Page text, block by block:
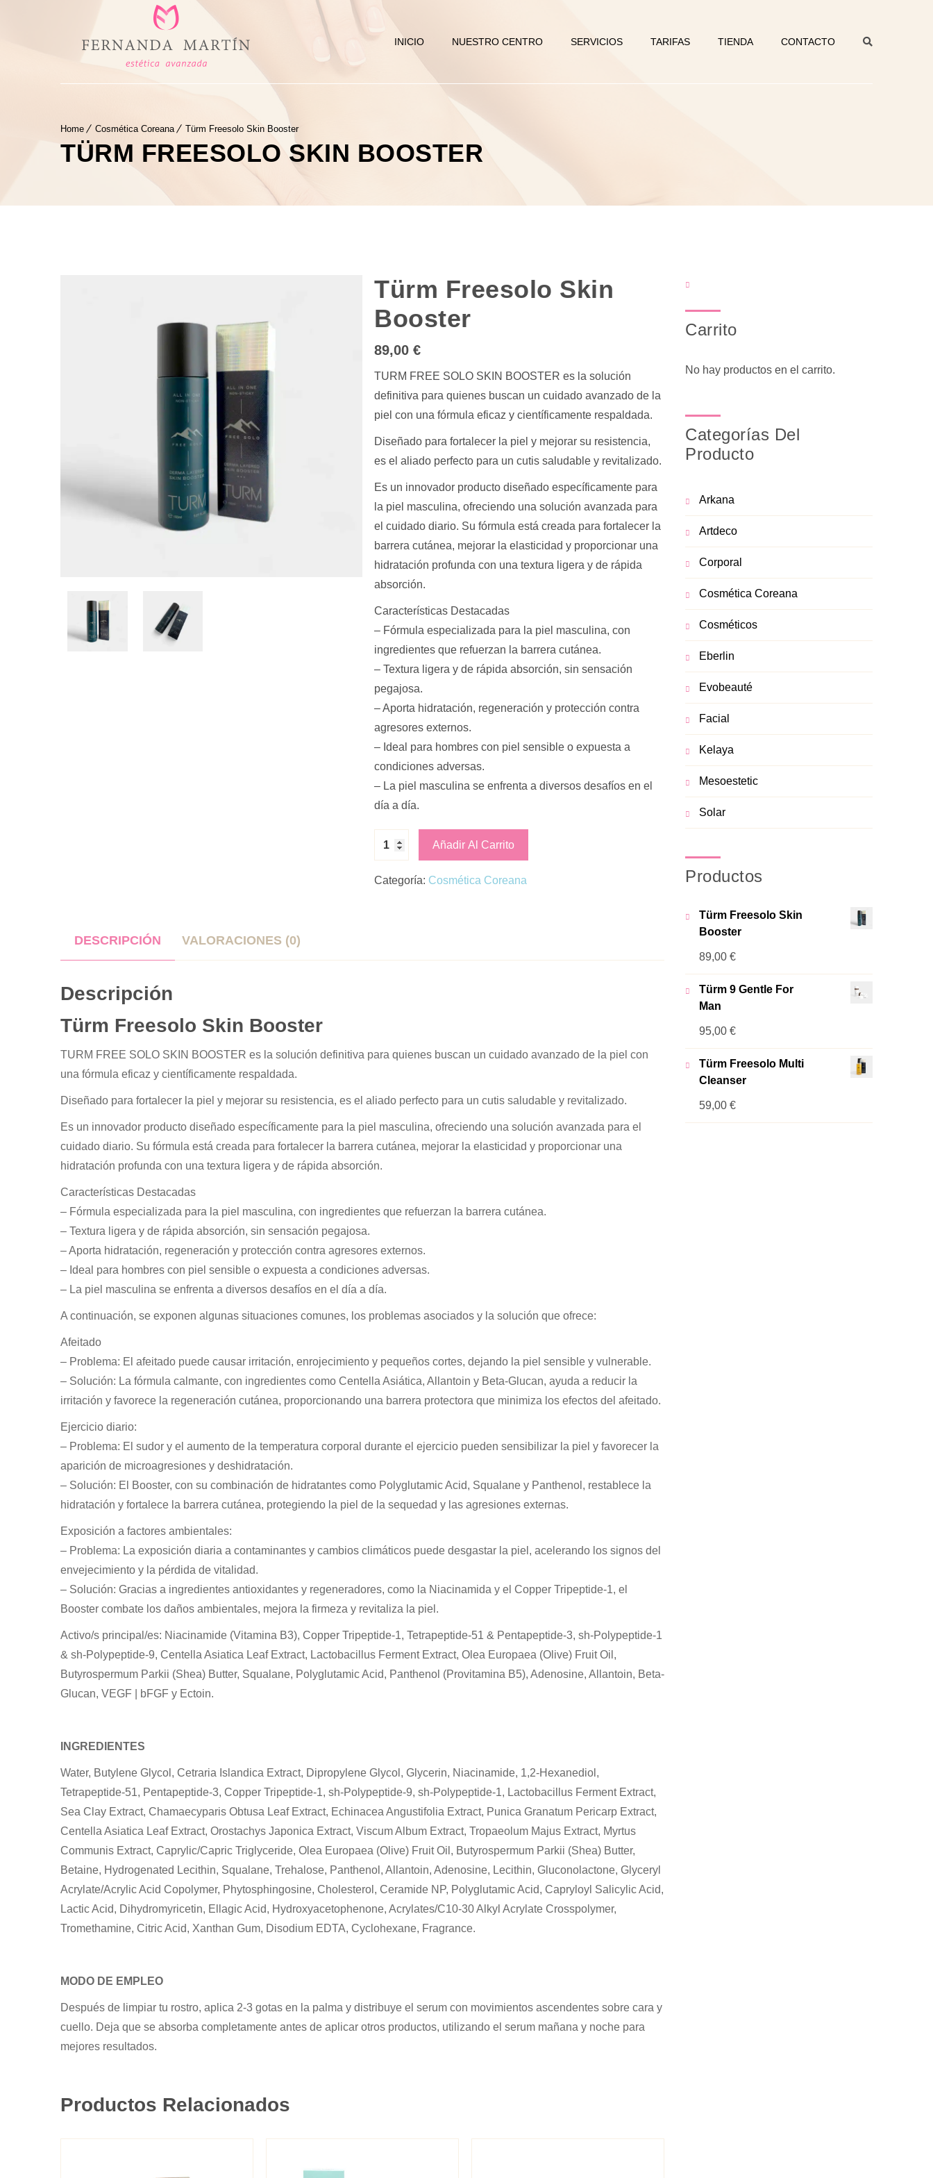
INICIO NUESTRO CENTRO SERVICIOS TARIFAS TIENDA CONTACTO
Home Cosmética Coreana Türm Freesolo Skin Booster
TÜRM FREESOLO SKIN BOOSTER
Türm Freesolo Skin
Booster
89,00€
TURM FREE SOLO SKIN BOOSTER es la solución
definitiva para quienes buscan un cuidado avanzado de la
piel con una fórmula eficaz y científicamente respaldada.
Diseñado para fortalecer la piel y mejorar su resistencia,
es el aliado perfecto para un cutis saludable y revitalizado.
Es un innovador producto diseñado específicamente para
la piel masculina, ofreciendo una solución avanzada para
el cuidado diario. Su fórmula está creada para fortalecer la
barrera cutánea, mejorar la elasticidad y proporcionar una
hidratación profunda con una textura ligera y de rápida
absorción.
Características Destacadas
– Fórmula especializada para la piel masculina, con
ingredientes que refuerzan la barrera cutánea.
– Textura ligera y de rápida absorción, sin sensación
pegajosa.
– Aporta hidratación, regeneración y protección contra
agresores externos.
– Ideal para hombres con piel sensible o expuesta a
condiciones adversas.
– La piel masculina se enfrenta a diversos desafíos en el
día a día.
Añadir Al Carrito
Categoría: Cosmética Coreana
DESCRIPCIÓN VALORACIONES (0)
Descripción
Türm Freesolo Skin Booster
TURM FREE SOLO SKIN BOOSTER es la solución definitiva para quienes buscan un cuidado avanzado de la piel con
una fórmula eficaz y científicamente respaldada.
Diseñado para fortalecer la piel y mejorar su resistencia, es el aliado perfecto para un cutis saludable y revitalizado.
Es un innovador producto diseñado específicamente para la piel masculina, ofreciendo una solución avanzada para el
cuidado diario. Su fórmula está creada para fortalecer la barrera cutánea, mejorar la elasticidad y proporcionar una
hidratación profunda con una textura ligera y de rápida absorción.
Características Destacadas
– Fórmula especializada para la piel masculina, con ingredientes que refuerzan la barrera cutánea.
– Textura ligera y de rápida absorción, sin sensación pegajosa.
– Aporta hidratación, regeneración y protección contra agresores externos.
– Ideal para hombres con piel sensible o expuesta a condiciones adversas.
– La piel masculina se enfrenta a diversos desafíos en el día a día.
A continuación, se exponen algunas situaciones comunes, los problemas asociados y la solución que ofrece:
Afeitado
– Problema: El afeitado puede causar irritación, enrojecimiento y pequeños cortes, dejando la piel sensible y vulnerable.
– Solución: La fórmula calmante, con ingredientes como Centella Asiática, Allantoin y Beta-Glucan, ayuda a reducir la
irritación y favorece la regeneración cutánea, proporcionando una barrera protectora que minimiza los efectos del afeitado.
Ejercicio diario:
– Problema: El sudor y el aumento de la temperatura corporal durante el ejercicio pueden sensibilizar la piel y favorecer la
aparición de microagresiones y deshidratación.
– Solución: El Booster, con su combinación de hidratantes como Polyglutamic Acid, Squalane y Panthenol, restablece la
hidratación y fortalece la barrera cutánea, protegiendo la piel de la sequedad y las agresiones externas.
Exposición a factores ambientales:
– Problema: La exposición diaria a contaminantes y cambios climáticos puede desgastar la piel, acelerando los signos del
envejecimiento y la pérdida de vitalidad.
– Solución: Gracias a ingredientes antioxidantes y regeneradores, como la Niacinamida y el Copper Tripeptide-1, el
Booster combate los daños ambientales, mejora la firmeza y revitaliza la piel.
Activo/s principal/es: Niacinamide (Vitamina B3), Copper Tripeptide-1, Tetrapeptide-51 & Pentapeptide-3, sh-Polypeptide-1
& sh-Polypeptide-9, Centella Asiatica Leaf Extract, Lactobacillus Ferment Extract, Olea Europaea (Olive) Fruit Oil,
Butyrospermum Parkii (Shea) Butter, Squalane, Polyglutamic Acid, Panthenol (Provitamina B5), Adenosine, Allantoin, Beta-
Glucan, VEGF | bFGF y Ectoin.
INGREDIENTES
Water, Butylene Glycol, Cetraria Islandica Extract, Dipropylene Glycol, Glycerin, Niacinamide, 1,2-Hexanediol,
Tetrapeptide-51, Pentapeptide-3, Copper Tripeptide-1, sh-Polypeptide-9, sh-Polypeptide-1, Lactobacillus Ferment Extract,
Sea Clay Extract, Chamaecyparis Obtusa Leaf Extract, Echinacea Angustifolia Extract, Punica Granatum Pericarp Extract,
Centella Asiatica Leaf Extract, Orostachys Japonica Extract, Viscum Album Extract, Tropaeolum Majus Extract, Myrtus
Communis Extract, Caprylic/Capric Triglyceride, Olea Europaea (Olive) Fruit Oil, Butyrospermum Parkii (Shea) Butter,
Betaine, Hydrogenated Lecithin, Squalane, Trehalose, Panthenol, Allantoin, Adenosine, Lecithin, Gluconolactone, Glyceryl
Acrylate/Acrylic Acid Copolymer, Phytosphingosine, Cholesterol, Ceramide NP, Polyglutamic Acid, Capryloyl Salicylic Acid,
Lactic Acid, Dihydromyricetin, Ellagic Acid, Hydroxyacetophenone, Acrylates/C10-30 Alkyl Acrylate Crosspolymer,
Tromethamine, Citric Acid, Xanthan Gum, Disodium EDTA, Cyclohexane, Fragrance.
MODO DE EMPLEO
Después de limpiar tu rostro, aplica 2-3 gotas en la palma y distribuye el serum con movimientos ascendentes sobre cara y
cuello. Deja que se absorba completamente antes de aplicar otros productos, utilizando el serum mañana y noche para
mejores resultados.
Productos Relacionados
Carrito
No hay productos en el carrito.
Categorías Del
Producto
Arkana
Artdeco
Corporal
Cosmética Coreana
Cosméticos
Eberlin
Evobeauté
Facial
Kelaya
Mesoestetic
Solar
Productos
Türm Freesolo Skin
Booster
89,00 €
Türm 9 Gentle For
Man
95,00 €
Türm Freesolo Multi
Cleanser
59,00 €